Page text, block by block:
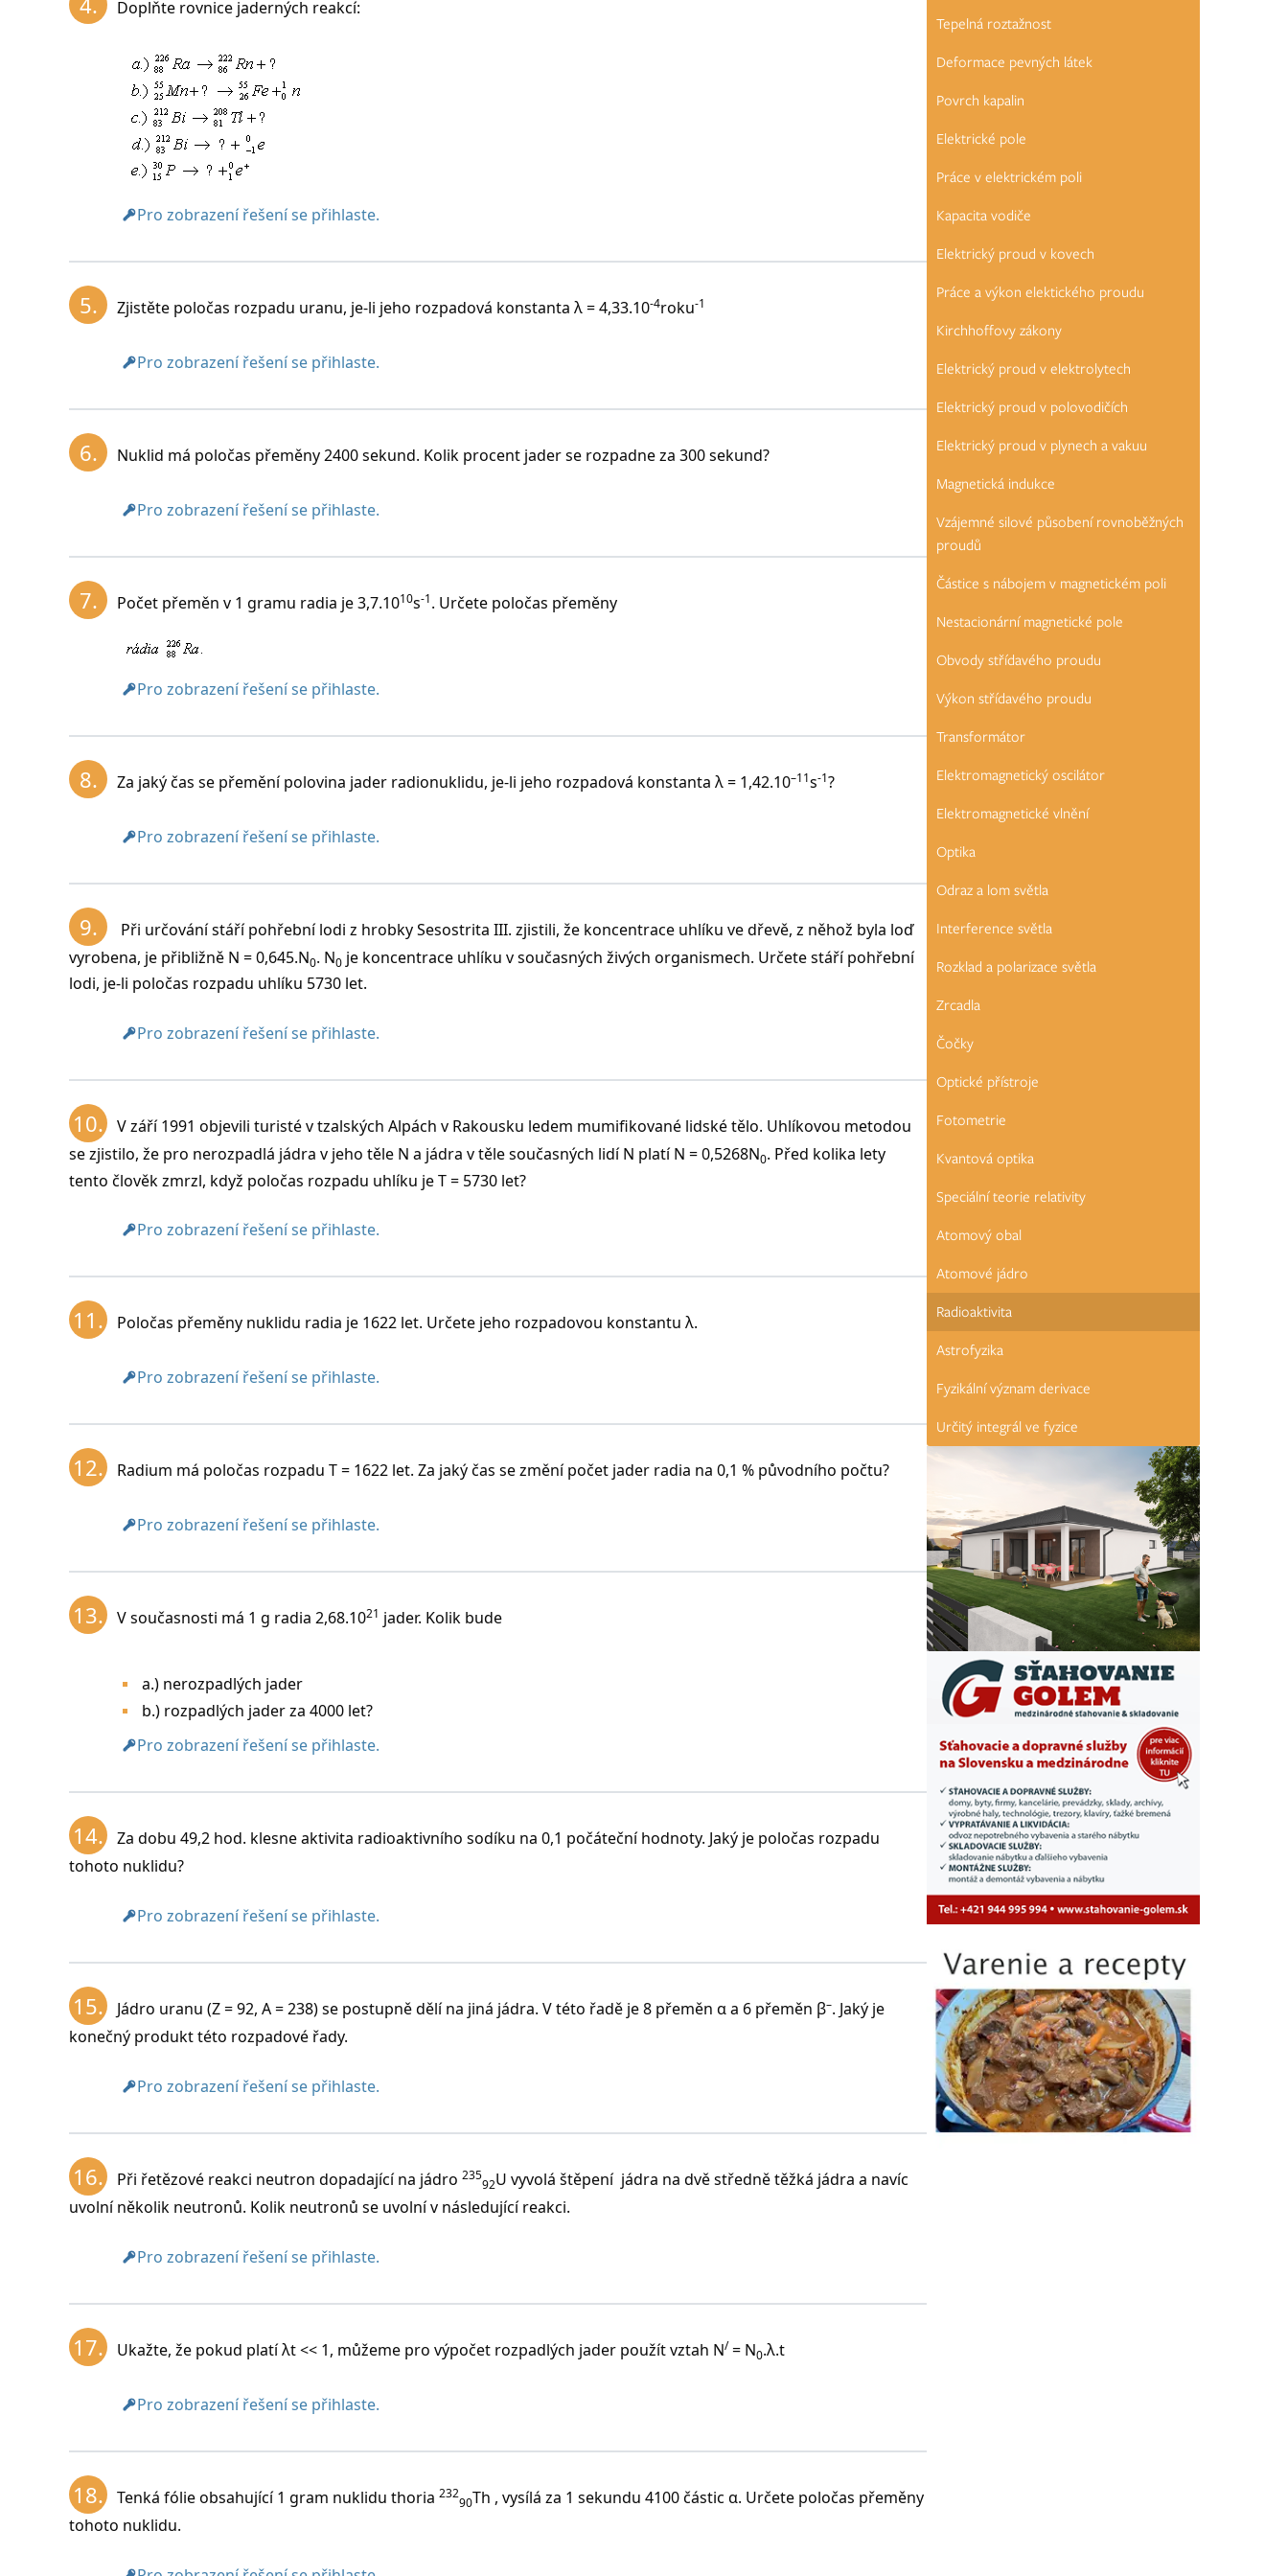
Doplňte rovnice jaderných reakcí:
Pro zobrazení řešení se přihlaste.
5. Zjistěte poločas rozpadu uranu, je-li jeho rozpadová konstanta λ = 4,33.10-4roku-1
Pro zobrazení řešení se přihlaste.
6. Nuklid má poločas přeměny 2400 sekund. Kolik procent jader se rozpadne za 300 sekund?
Pro zobrazení řešení se přihlaste.
7. Počet přeměn v 1 gramu radia je 3,7.1010s-1. Určete poločas přeměny
Pro zobrazení řešení se přihlaste.
8. Za jaký čas se přemění polovina jader radionuklidu, je-li jeho rozpadová konstanta λ = 1,42.10–11s-1?
Pro zobrazení řešení se přihlaste.
9.
Při určování stáří pohřební lodi z hrobky Sesostrita III. zjistili, že koncentrace uhlíku ve dřevě, z něhož byla loď
vyrobena, je přibližně N = 0,645.N0. N0 je koncentrace uhlíku v současných živých organismech. Určete stáří pohřební
lodi, je-li poločas rozpadu uhlíku 5730 let.
Pro zobrazení řešení se přihlaste.
10.
V září 1991 objevili turisté v tzalských Alpách v Rakousku ledem mumifikované lidské tělo. Uhlíkovou metodou
se zjistilo, že pro nerozpadlá jádra v jeho těle N a jádra v těle současných lidí N platí N = 0,5268N0. Před kolika lety
tento člověk zmrzl, když poločas rozpadu uhlíku je T = 5730 let?
Pro zobrazení řešení se přihlaste.
11. Poločas přeměny nuklidu radia je 1622 let. Určete jeho rozpadovou konstantu λ.
Pro zobrazení řešení se přihlaste.
12. Radium má poločas rozpadu T = 1622 let. Za jaký čas se změní počet jader radia na 0,1 % původního počtu?
Pro zobrazení řešení se přihlaste.
13. V současnosti má 1 g radia 2,68.1021 jader. Kolik bude
a.) nerozpadlých jader
b.) rozpadlých jader za 4000 let?
Pro zobrazení řešení se přihlaste.
14.
Za dobu 49,2 hod. klesne aktivita radioaktivního sodíku na 0,1 počáteční hodnoty. Jaký je poločas rozpadu
tohoto nuklidu?
Pro zobrazení řešení se přihlaste.
15. Jádro uranu (Z = 92, A = 238) se postupně dělí na jiná jádra. V této řadě je 8 přeměn α a 6 přeměn β–. Jaký je
konečný produkt této rozpadové řady.
Pro zobrazení řešení se přihlaste.
16. Při řetězové reakci neutron dopadající na jádro 235
92U vyvolá štěpení jádra na dvě středně těžká jádra a navíc
uvolní několik neutronů. Kolik neutronů se uvolní v následující reakci.
Pro zobrazení řešení se přihlaste.
17. Ukažte, že pokud platí λt << 1, můžeme pro výpočet rozpadlých jader použít vztah N/ = N0.λ.t
Pro zobrazení řešení se přihlaste.
18. Tenká fólie obsahující 1 gram nuklidu thoria 232
90Th , vysílá za 1 sekundu 4100 částic α. Určete poločas přeměny
tohoto nuklidu.
Tepelná roztažnost
Deformace pevných látek
Povrch kapalin
Elektrické pole
Práce v elektrickém poli
Kapacita vodiče
Elektrický proud v kovech
Práce a výkon elektického proudu
Kirchhoffovy zákony
Elektrický proud v elektrolytech
Elektrický proud v polovodičích
Elektrický proud v plynech a vakuu
Magnetická indukce
Vzájemné silové působení rovnoběžných
proudů
Částice s nábojem v magnetickém poli
Nestacionární magnetické pole
Obvody střídavého proudu
Výkon střídavého proudu
Transformátor
Elektromagnetický oscilátor
Elektromagnetické vlnění
Optika
Odraz a lom světla
Interference světla
Rozklad a polarizace světla
Zrcadla
Čočky
Optické přístroje
Fotometrie
Kvantová optika
Speciální teorie relativity
Atomový obal
Atomové jádro
Radioaktivita
Astrofyzika
Fyzikální význam derivace
Určitý integrál ve fyzice